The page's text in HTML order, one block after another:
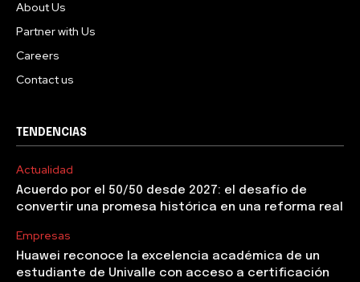
About Us
Partner with Us
Careers
Contact us
TENDENCIAS
Actualidad
Acuerdo por el 50/50 desde 2027: el desafío de
convertir una promesa histórica en una reforma real
Empresas
Huawei reconoce la excelencia académica de un
estudiante de Univalle con acceso a certificación